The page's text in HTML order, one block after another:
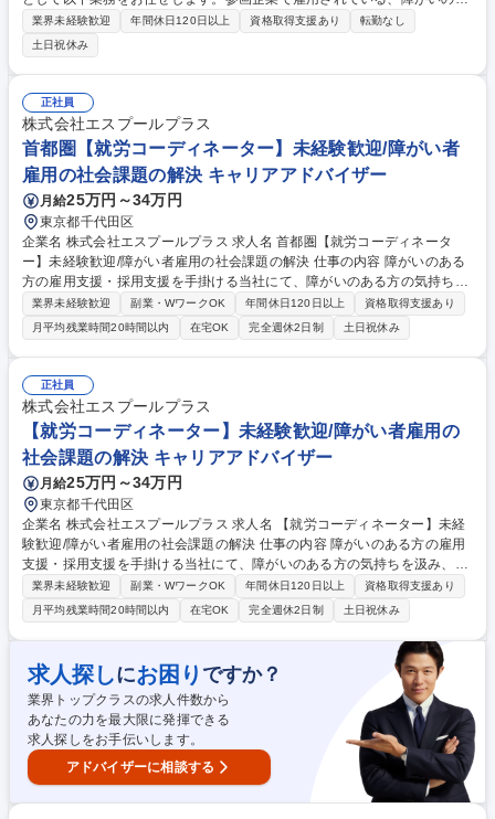
るスタッフが安全でやりがいをもって仕事ができるよう、農園環境を整え
農園全体のマネジメントを行うポジションです。 【詳細】■農園全体のマ
ネジメント■顧客企業の対応■クライアント企業の運営スタッフのサポート
※入社後は研修を行いますので、業界未経験でもご安心ください。 （変更
の範囲:当社業務全般） 【キャリアイメージ】まだまだ成長中の当社。手
を挙げ、主体的な提案をしやすいカルチャーのため、自己成長や事業成長
を踏まえ、新しいポジションや役職に就くチャンスは無限大です。 募集職
種 大阪【農園運営・管理責任者】障がい者雇用の社会課題の解決に挑戦
業界未経験歓迎 年間休日120日以上 資格取得支援あり
転勤なし
土日祝休み
正社員
株式会社エスプールプラス
首都圏【就労コーディネーター】未経験歓迎/障がい者
雇用の社会課題の解決 キャリアアドバイザー
月給25万円～34万円
東京都千代田区
企業名 株式会社エスプールプラス 求人名 首都圏【就労コーディネータ
ー】未経験歓迎/障がい者雇用の社会課題の解決 仕事の内容 障がいのある
方の雇用支援・採用支援を手掛ける当社にて、障がいのある方の気持ちを
汲み、就労支援を成功に導いていただきます。就業決定数だけでなく、継
続率も指標のため、マッチングを大切にできる環境です。 ＜業務詳細＞ ■
地域の福祉事業所を訪問し、就労希望者に向けた説明会を実施。仕事内容
や就業までの流れについてお話しします。訪問数は1日に3～4件ほどで
す。■障がいのある方それぞれの適性や興味、人柄を知るための体験会を
開催。一人ひとりに向き合い、障がいの特性や就業時に配慮が必要な点を
確認します。■体験会に参加した方に対就労面談の実施■企業へのご提案
（紹介）面接日程を調整。面接に同席しフォロー。 募集職種 首都圏【就
労コーディネーター】未経験歓迎/障がい者雇用の社会課題の解決
業界未経験歓迎 副業・WワークOK 年間休日120日以上
資格取得支援あり
月平均残業時間20時間以内
在宅OK 完全週休2日制 土日祝休み
正社員
株式会社エスプールプラス
【就労コーディネーター】未経験歓迎/障がい者雇用の
社会課題の解決 キャリアアドバイザー
月給25万円～34万円
東京都千代田区
企業名 株式会社エスプールプラス 求人名 【就労コーディネーター】未経
験歓迎/障がい者雇用の社会課題の解決 仕事の内容 障がいのある方の雇用
支援・採用支援を手掛ける当社にて、障がいのある方の気持ちを汲み、就
労支援を成功に導いていただきます。就業決定数だけでなく、継続率も指
標のため、マッチングを大切にできる環境です。 ＜業務詳細＞ ■地域の福
祉事業所を訪問し、就労希望者に向けた説明会を実施。仕事内容や就業ま
での流れについてお話しします。訪問数は1日に3～4件ほどです。■障が
いのある方それぞれの適性や興味、人柄を知るための体験会を開催。一人
ひとりに向き合い、障がいの特性や就業時に配慮が必要な点を確認しま
す。■体験会に参加した方に対就労面談の実施■企業へのご提案（紹介）面
接日程を調整。面接に同席しフォロー。 募集職種 【就労コーディネータ
ー】未経験歓迎/障がい者雇用の社会課題の解決
業界未経験歓迎 副業・WワークOK 年間休日120日以上
資格取得支援あり
月平均残業時間20時間以内
在宅OK 完全週休2日制 土日祝休み
求人探しにお困り ですか？
業界トップクラスの求人件数から
あなたの力を最大限に発揮できる
求人探しをお手伝いします。
アドバイザーに相談する